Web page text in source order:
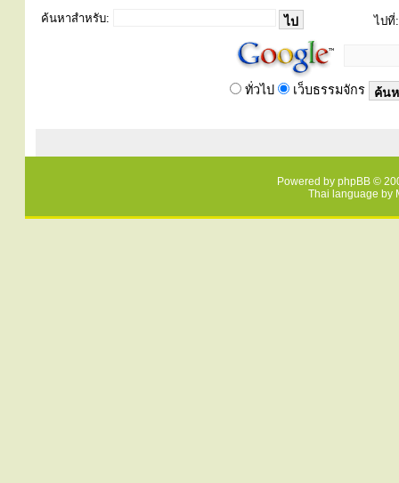
ค้นหาสำหรับ: ไปที่:
ทั่วไป เว็บธรรมจักร
Powered by phpBB ©
Thai language by